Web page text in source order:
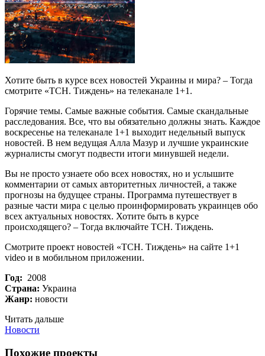
Хотите быть в курсе всех новостей Украины и мира? – Тогда
смотрите «ТСН. Тиждень» на телеканале 1+1.
Горячие темы. Самые важные события. Самые скандальные
расследования. Все, что вы обязательно должны знать. Каждое
воскресенье на телеканале 1+1 выходит недельный выпуск
новостей. В нем ведущая Алла Мазур и лучшие украинские
журналисты смогут подвести итоги минувшей недели.
Вы не просто узнаете обо всех новостях, но и услышите
комментарии от самых авторитетных личностей, а также
прогнозы на будущее страны. Программа путешествует в
разные части мира с целью проинформировать украинцев обо
всех актуальных новостях. Хотите быть в курсе
происходящего? – Тогда включайте ТСН. Тиждень.
Смотрите проект новостей «ТСН. Тиждень» на сайте 1+1
video и в мобильном приложении.
Год: 2008
Страна: Украина
Жанр: новости
Читать дальше
Новости
Похожие проекты